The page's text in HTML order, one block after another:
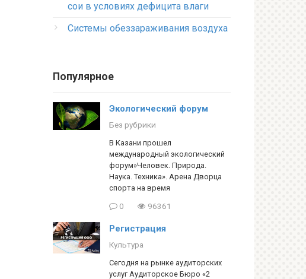
сои в условиях дефицита влаги
Системы обеззараживания воздуха
Популярное
Экологический форум
Без рубрики
В Казани прошел
международный экологический
форум»Человек. Природа.
Наука. Техника». Арена Дворца
спорта на время
0 96361
Регистрация
Культура
Сегодня на рынке аудиторских
услуг Аудиторское Бюро «2